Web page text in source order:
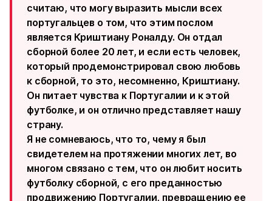
считаю, что могу выразить мысли всех
португальцев о том, что этим послом
является Криштиану Роналду. Он отдал
сборной более 20 лет, и если есть человек,
который продемонстрировал свою любовь
к сборной, то это, несомненно, Криштиану.
Он питает чувства к Португалии и к этой
футболке, и он отлично представляет нашу
страну.
Я не сомневаюсь, что то, чему я был
свидетелем на протяжении многих лет, во
многом связано с тем, что он любит носить
футболку сборной, с его преданностью
продвижению Португалии, превращению ее